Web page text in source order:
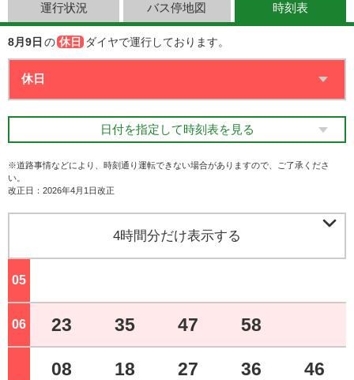
運行状況 バス停地図 時刻表
8月9日 の 休日 ダイヤで運行しております。
日付を指定して時刻表を見る
※道路事情などにより、時刻通り運転できない場合がありますので、ご了承くださ
い。
改正日：2026年4月1日改正
4時間分だけ表示する 
05
06 23 35 47 58
08 18 27 36 46